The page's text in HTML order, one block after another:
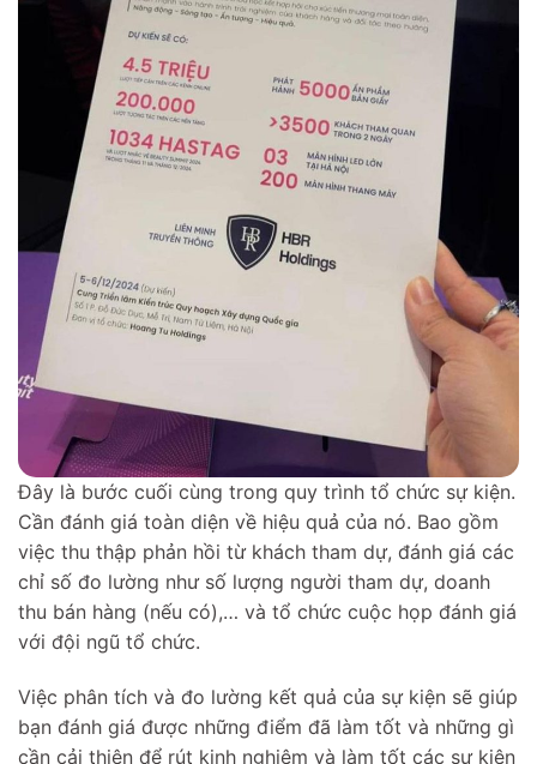
Đây là bước cuối cùng trong quy trình tổ chức sự kiện.
Cần đánh giá toàn diện về hiệu quả của nó. Bao gồm
việc thu thập phản hồi từ khách tham dự, đánh giá các
chỉ số đo lường như số lượng người tham dự, doanh
thu bán hàng (nếu có),… và tổ chức cuộc họp đánh giá
với đội ngũ tổ chức.
Việc phân tích và đo lường kết quả của sự kiện sẽ giúp
bạn đánh giá được những điểm đã làm tốt và những gì
cần cải thiện để rút kinh nghiệm và làm tốt các sự kiện